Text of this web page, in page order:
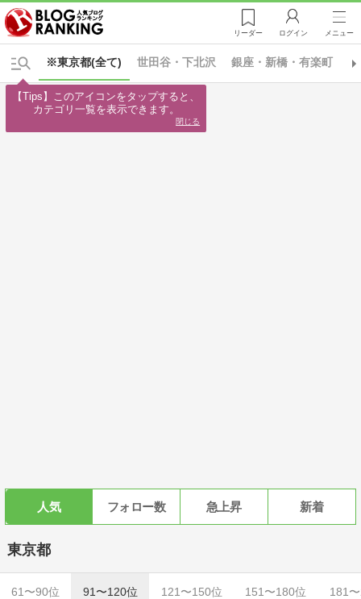
リーダー ログイン メニュー
※東京都(全て) 世田谷・下北沢 銀座・新橋・有楽町
人気 フォロー数 急上昇 新着
東京都
61〜90位 91〜120位 121〜150位 151〜180位 181
【Tips】このアイコンをタップすると、
カテゴリ一覧を表示できます。
閉じる